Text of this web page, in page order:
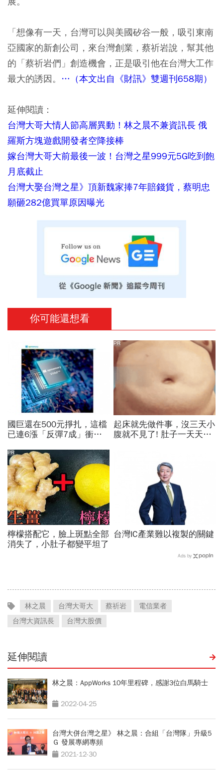
「想像有一天，台灣可以與美國矽谷一般，吸引東南
亞國家的新創公司，來台灣創業，蔡祈岩說，幫其他
的「蔡祈岩們」創造機會，正是吸引他在台灣大工作
最大的誘因。 …（本文出自《財訊》雙週刊658期）
延伸閱讀：
台灣大哥大情人節高層異動！林之晨不兼資訊長 俄
羅斯方塊遊戲開發者空降接棒
嫁台灣大哥大前最後一波！台灣之星999元5G吃到飽
月底截止
台灣大娶台灣之星》頂新魏家捧7年賠錢貨，蔡明忠
願砸282億買單原因曝光
你可能還想看
國巨還在500元掙扎，這檔
已連6漲「反彈7成」衝千
還有5成空間
起床就先做件事，沒三天小
腹就不見了! 肚子一天天變
PR
檸檬搭配它，臉上斑點全部
消失了，小肚子都變平坦了
PR
台灣IC產業難以複製的關鍵
Ads by
林之晨 台灣大哥大 蔡祈岩
電信業者
台灣大資訊長
台灣大股價
延伸閱讀
林之晨：AppWorks 10年里程碑，感謝3位白馬騎士
2022-04-25
台灣大併台灣之星》 林之晨：合組「台灣隊」升級5
Ｇ 發展專網專頻
2021-12-30